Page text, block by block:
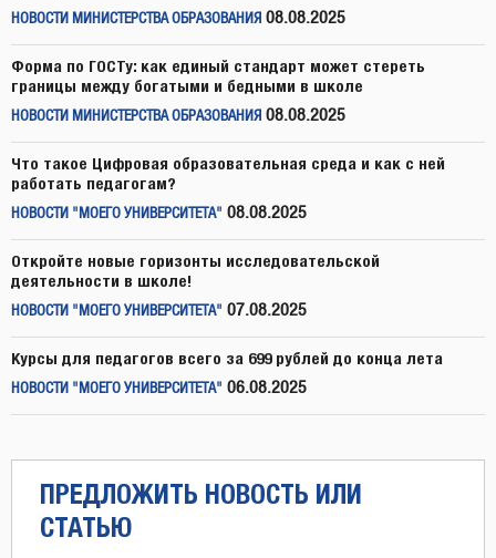
НОВОСТИ МИНИСТЕРСТВА ОБРАЗОВАНИЯ 08.08.2025
Форма по ГОСТу: как единый стандарт может стереть
границы между богатыми и бедными в школе
НОВОСТИ МИНИСТЕРСТВА ОБРАЗОВАНИЯ 08.08.2025
Что такое Цифровая образовательная среда и как с ней
работать педагогам?
НОВОСТИ "МОЕГО УНИВЕРСИТЕТА" 08.08.2025
Откройте новые горизонты исследовательской
деятельности в школе!
НОВОСТИ "МОЕГО УНИВЕРСИТЕТА" 07.08.2025
Курсы для педагогов всего за 699 рублей до конца лета
НОВОСТИ "МОЕГО УНИВЕРСИТЕТА" 06.08.2025
ПРЕДЛОЖИТЬ НОВОСТЬ ИЛИ
СТАТЬЮ